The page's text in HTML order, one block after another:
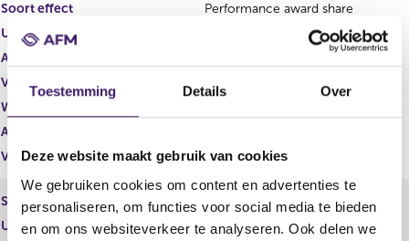
Toestemming Details Over
Deze website maakt gebruik van cookies
We gebruiken cookies om content en advertenties te
personaliseren, om functies voor social media te bieden
en om ons websiteverkeer te analyseren. Ook delen we
Soort effect
Performance award share
Uitgevende instelling
Aantal effecten
Valuta
EUR
Waarde per aandeel
Aantal stemmen
Vrije hand beheer
Nee
Soort effect
Performance award share
Uitgevende instelling
Wereldhave N.V.